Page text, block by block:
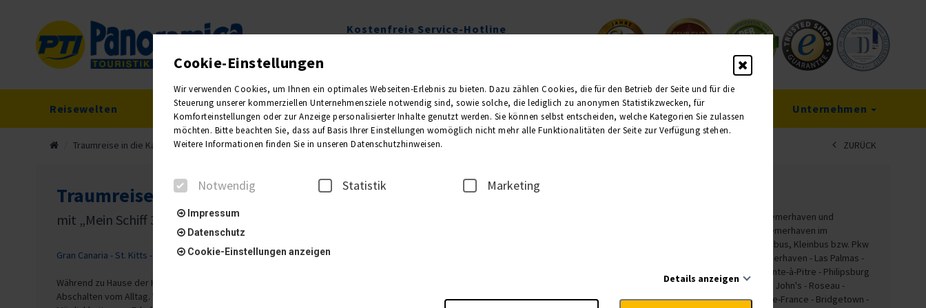
Kostenfreie Service-Hotline
Reisewelten Reisekalender Newsletter Kataloge Service Unternehmen
Traumreise in die Karibik ZURÜCK
Traumreise in die Karibik
mit „Mein Schiff 3“ der Sonne entgegen
Gran Canaria - St. Kitts - Guadeloupe - St. Maarten - Tortola - Antigua - Dominica - St. Lucia - Martinique - Barbados - Tenneriffa
Während zu Hause der Herbst eingeläutet wird, haben Sie die Chance auf Sonne satt. Diese Kreuzfahrt steht für Entschleunigung und
Abschalten vom Alltag. Während der Seetage bietet Ihnen die „Mein Schiff 3“ mit einer großzügigen Wellnesslandschaft die besten
Anreise nach Bremerhaven und
Rückfahrt ab Bremerhaven im
modernen Reisebus, Kleinbus bzw. Pkw
Kreuzfahrt Bremerhaven - Las Palmas -
Basseterre - Pointe-à-Pitre - Philipsburg
- Road Town - St. John's - Roseau -
Castries - Fort-de-France - Bridgetown -
Cookie-Einstellungen
Wir verwenden Cookies, um Ihnen ein optimales Webseiten-Erlebnis zu bieten. Dazu zählen Cookies, die für den Betrieb der Seite und für die
Steuerung unserer kommerziellen Unternehmensziele notwendig sind, sowie solche, die lediglich zu anonymen Statistikzwecken, für
Komforteinstellungen oder zur Anzeige personalisierter Inhalte genutzt werden. Sie können selbst entscheiden, welche Kategorien Sie zulassen
möchten. Bitte beachten Sie, dass auf Basis Ihrer Einstellungen womöglich nicht mehr alle Funktionalitäten der Seite zur Verfügung stehen.
Weitere Informationen finden Sie in unseren Datenschutzhinweisen.
Notwendig Statistik Marketing
Impressum
Datenschutz
Cookie-Einstellungen anzeigen
Details anzeigen